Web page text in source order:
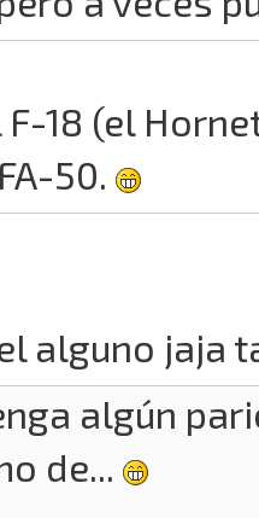
F-18 (el
50.
alguno jaja
algún
de...